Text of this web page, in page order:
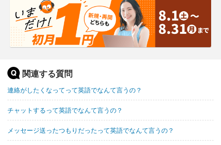
関連する質問
連絡がしたくなってって英語でなんて言うの？
チャットするって英語でなんて言うの？
メッセージ送ったつもりだったって英語でなんて言うの？